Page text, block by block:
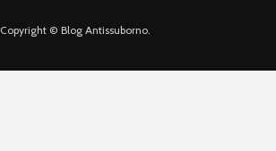
Copyright © Blog Antissuborno.